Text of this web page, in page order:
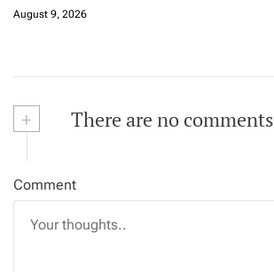
August 9, 2026
+ There are no comments
Comment